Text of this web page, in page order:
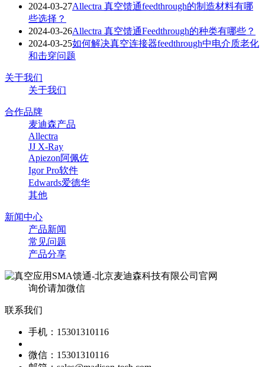
2024-03-27Allectra 真空馈通feedthrough的制造材料有哪
些选择？
2024-03-26Allectra 真空馈通Feedthrough的种类有哪些？
2024-03-25如何解决真空连接器feedthrough中电介质老化
和击穿问题
关于我们
关于我们
合作品牌
麦迪森产品
Allectra
JJ X-Ray
Apiezon阿佩佐
Igor Pro软件
Edwards爱德华
其他
新闻中心
产品新闻
常见问题
产品分享
询价请加微信
联系我们
手机：15301310116
微信：15301310116